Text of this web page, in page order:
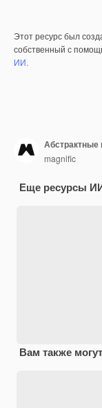
Этот ресурс был
собственный с
ИИ.
magnific
Еще ресурсы
Вам также